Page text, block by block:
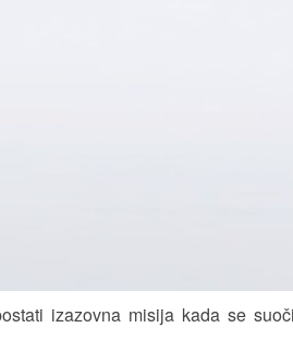
izazovna misija kada se